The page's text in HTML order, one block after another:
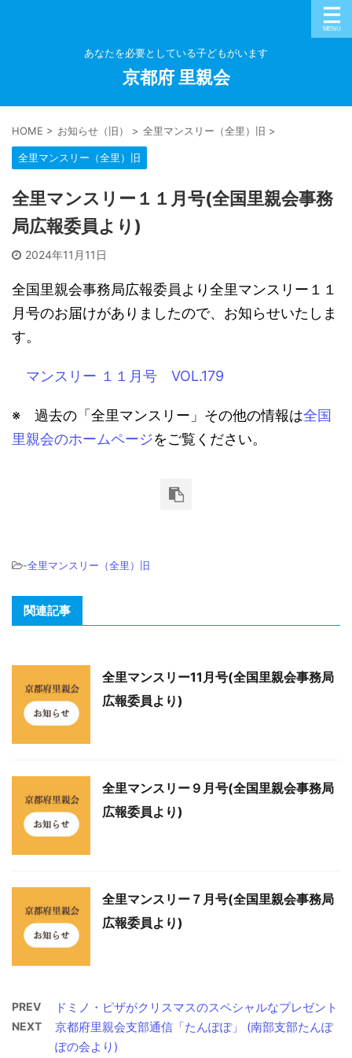
あなたを必要としている子どもがいます
京都府 里親会
HOME > お知らせ（旧） > 全里マンスリー（全里）旧 >
全里マンスリー（全里）旧
全里マンスリー１１月号(全国里親会事務
局広報委員より)
2024年11月11日
全国里親会事務局広報委員より全里マンスリー１１
月号のお届けがありましたので、お知らせいたしま
す。
マンスリー １１月号 VOL.179
※ 過去の「全里マンスリー」その他の情報は全国
里親会のホームページをご覧ください。
-全里マンスリー（全里）旧
関連記事
全里マンスリー11月号(全国里親会事務局
広報委員より)
全里マンスリー９月号(全国里親会事務局
広報委員より)
全里マンスリー７月号(全国里親会事務局
広報委員より)
PREV ドミノ・ピザがクリスマスのスペシャルなプレゼント
NEXT
京都府里親会支部通信「たんぽぽ」 (南部支部たんぽ
ぽの会より)